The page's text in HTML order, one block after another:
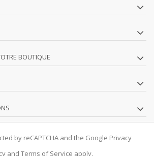
BOUTIQUE
by reCAPTCHA and the Google Privacy
and Terms of Service apply.